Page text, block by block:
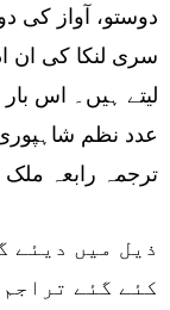
دوستو، آواز کی
سری لنکا کی ان
لیتے ہیں۔ اس
عدد نظم
ترجمہ رابعہ ملک
ذیل میں دیئے
کئے گئے